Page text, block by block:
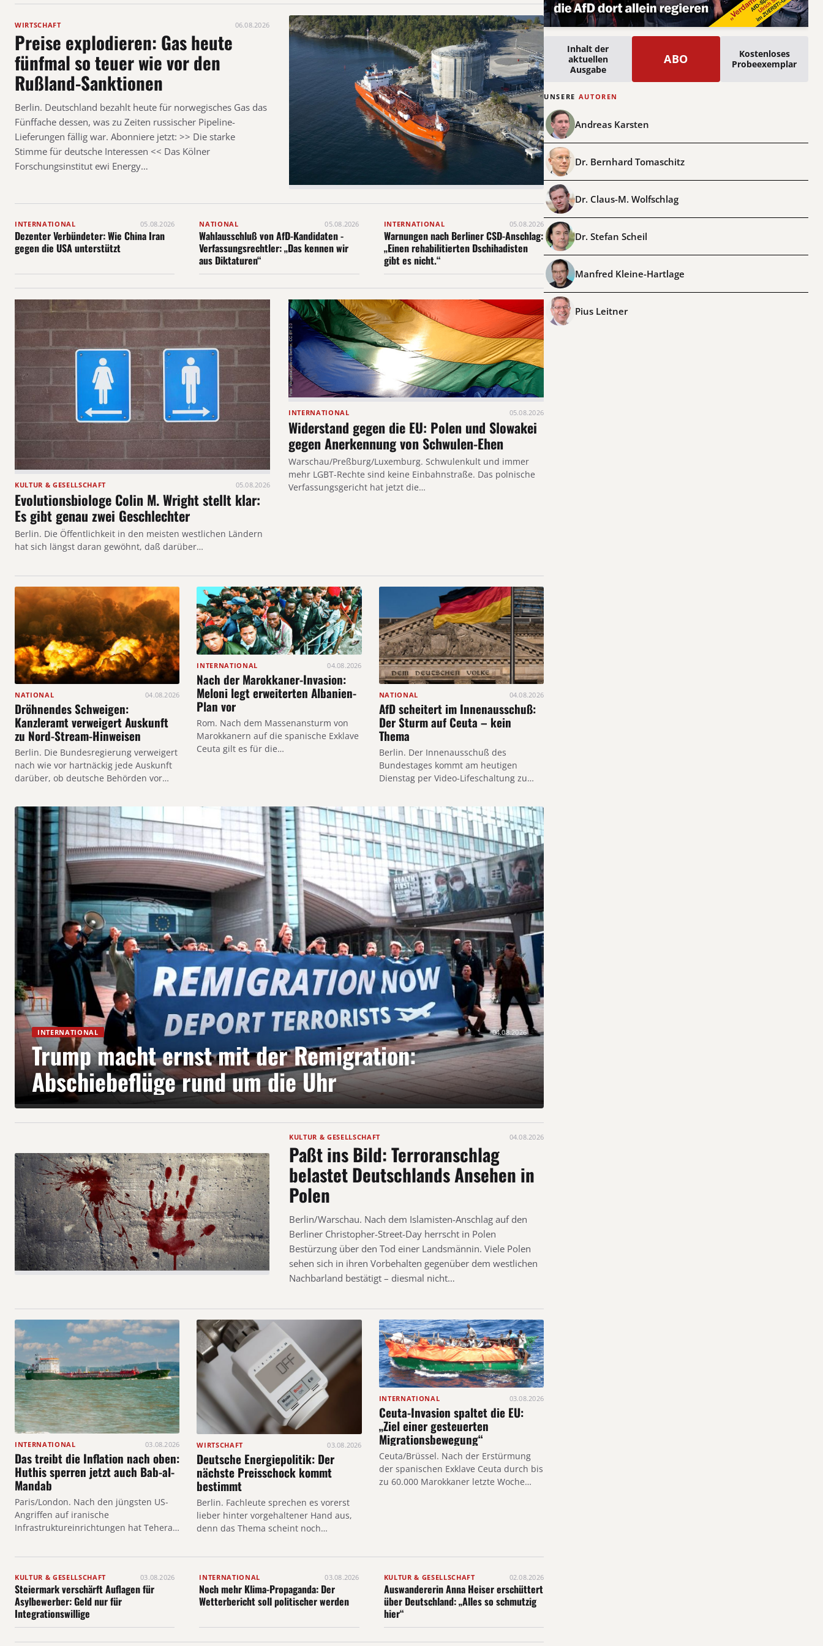
und Polen. Den gelisteten Firmen ist
künftig der Bezug sogenannter „Dual-
Use“-Güter aus China untersagt.
Darunter fallen Erzeugnisse, die
sowohl zivilen als auch militärischen
Zwecken dienen können, etwa
Halbleiter, Spezialchemikalien,
Maschinen oder Software. Darüber
hinaus dürfen auch ausländische
Personen und Organisationen den
betroffenen Unternehmen keine…
WIRTSCHAFT 06.08.2026
Preise explodieren: Gas heute
fünfmal so teuer wie vor den
Rußland-Sanktionen
Berlin. Deutschland bezahlt heute für norwegisches Gas das
Fünffache dessen, was zu Zeiten russischer Pipeline-
Lieferungen fällig war. Abonniere jetzt: >> Die starke
Stimme für deutsche Interessen << Das Kölner
Forschungsinstitut ewi Energy…
INTERNATIONAL 05.08.2026
Dezenter Verbündeter: Wie China Iran
gegen die USA unterstützt
NATIONAL 05.08.2026
Wahlausschluß von AfD-Kandidaten -
Verfassungsrechtler: „Das kennen wir
aus Diktaturen“
INTERNATIONAL 05.08.2026
Warnungen nach Berliner CSD-Anschlag:
„Einen rehabilitierten Dschihadisten
gibt es nicht.“
KULTUR & GESELLSCHAFT 05.08.2026
Evolutionsbiologe Colin M. Wright stellt klar:
Es gibt genau zwei Geschlechter
Berlin. Die Öffentlichkeit in den meisten westlichen Ländern
hat sich längst daran gewöhnt, daß darüber…
INTERNATIONAL 05.08.2026
Widerstand gegen die EU: Polen und Slowakei
gegen Anerkennung von Schwulen-Ehen
Warschau/Preßburg/Luxemburg. Schwulenkult und immer
mehr LGBT-Rechte sind keine Einbahnstraße. Das polnische
Verfassungsgericht hat jetzt die…
NATIONAL 04.08.2026
Dröhnendes Schweigen:
Kanzleramt verweigert Auskunft
zu Nord-Stream-Hinweisen
Berlin. Die Bundesregierung verweigert
nach wie vor hartnäckig jede Auskunft
darüber, ob deutsche Behörden vor…
INTERNATIONAL 04.08.2026
Nach der Marokkaner-Invasion:
Meloni legt erweiterten Albanien-
Plan vor
Rom. Nach dem Massenansturm von
Marokkanern auf die spanische Exklave
Ceuta gilt es für die…
NATIONAL 04.08.2026
AfD scheitert im Innenausschuß:
Der Sturm auf Ceuta – kein
Thema
Berlin. Der Innenausschuß des
Bundestages kommt am heutigen
Dienstag per Video-Lifeschaltung zu
INTERNATIONAL 04.08.2026
Trump macht ernst mit der Remigration:
Abschiebeflüge rund um die Uhr
KULTUR & GESELLSCHAFT 04.08.2026
Paßt ins Bild: Terroranschlag
belastet Deutschlands Ansehen in
Polen
Berlin/Warschau. Nach dem Islamisten-Anschlag auf den
Berliner Christopher-Street-Day herrscht in Polen
Bestürzung über den Tod einer Landsmännin. Viele Polen
sehen sich in ihren Vorbehalten gegenüber dem westlichen
Nachbarland bestätigt – diesmal nicht…
INTERNATIONAL 03.08.2026
Das treibt die Inflation nach oben:
Huthis sperren jetzt auch Bab-al-
Mandab
Paris/London. Nach den jüngsten US-
Angriffen auf iranische
Infrastruktureinrichtungen hat Teheran
WIRTSCHAFT 03.08.2026
Deutsche Energiepolitik: Der
nächste Preisschock kommt
bestimmt
Berlin. Fachleute sprechen es vorerst
lieber hinter vorgehaltener Hand aus,
denn das Thema scheint noch…
INTERNATIONAL 03.08.2026
Ceuta-Invasion spaltet die EU:
„Ziel einer gesteuerten
Migrationsbewegung“
Ceuta/Brüssel. Nach der Erstürmung
der spanischen Exklave Ceuta durch bis
zu 60.000 Marokkaner letzte Woche…
KULTUR & GESELLSCHAFT 03.08.2026
Steiermark verschärft Auflagen für
Asylbewerber: Geld nur für
Integrationswillige
INTERNATIONAL 03.08.2026
Noch mehr Klima-Propaganda: Der
Wetterbericht soll politischer werden
KULTUR & GESELLSCHAFT 02.08.2026
Auswandererin Anna Heiser erschüttert
über Deutschland: „Alles so schmutzig
hier“
Inhalt der
aktuellen
Ausgabe
ABO
Kostenloses
Probeexemplar
UNSERE AUTOREN
Andreas Karsten
Dr. Bernhard Tomaschitz
Dr. Claus-M. Wolfschlag
Dr. Stefan Scheil
Manfred Kleine-Hartlage
Pius Leitner